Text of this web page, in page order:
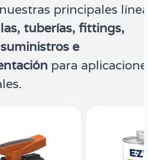
principales
tuberías, fittings,
e
para